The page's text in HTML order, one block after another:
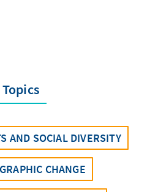
Topics
AND SOCIAL DIVERSITY
CHANGE